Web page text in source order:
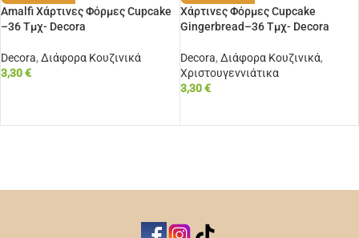
Amalfi Χάρτινες Φόρμες Cupcake
–36 Τμχ- Decora
Decora, Διάφορα Κουζινικά
3,30€
Χάρτινες Φόρμες Cupcake
Gingerbread–36 Τμχ- Decora
Decora, Διάφορα Κουζινικά,
Χριστουγεννιάτικα
3,30€